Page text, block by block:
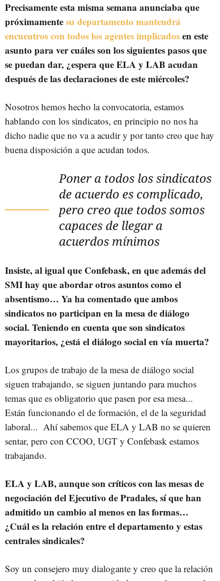
Precisamente esta misma semana anunciaba que
próximamentesu departamento mantendrá
encuentros con todos los agentes implicadosen este
asunto para ver cuáles son los siguientes pasos que
se puedan dar, ¿espera que ELA y LAB acudan
después de las declaraciones de este miércoles?
Nosotros hemos hecho la convocatoria, estamos
hablando con los sindicatos, en principio no nos ha
dicho nadie que no va a acudir y por tanto creo que hay
buena disposición a que acudan todos.
Poner a todos los sindicatos
de acuerdo es complicado,
pero creo que todos somos
capaces de llegar a
acuerdos mínimos
Insiste, al igual que Confebask, en que además del
SMI hay que abordar otros asuntos como el
absentismo… Ya ha comentado que ambos
sindicatos no participan en la mesa de diálogo
social. Teniendo en cuenta que son sindicatos
mayoritarios, ¿está el diálogo social en vía muerta?
Los grupos de trabajo de la mesa de diálogo social
siguen trabajando, se siguen juntando para muchos
temas que es obligatorio que pasen por esa mesa...
Están funcionando el de formación, el de la seguridad
laboral... Ahí sabemos que ELA y LAB no se quieren
sentar, pero con CCOO, UGT y Confebask estamos
trabajando.
ELA y LAB, aunque son críticos con las mesas de
negociación del Ejecutivo de Pradales, sí que han
admitido un cambio al menos en las formas…
¿Cuál es la relación entre el departamento y estas
centrales sindicales?
Soy un consejero muy dialogante y creo que la relación